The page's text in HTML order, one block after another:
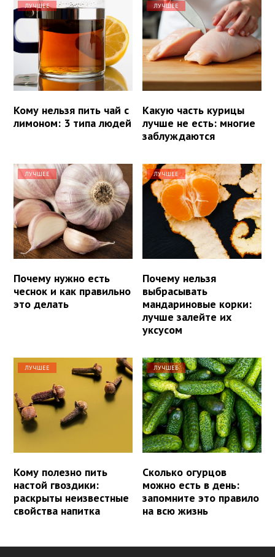
ЛУЧШЕЕ
Кому нельзя пить чай с
лимоном: 3 типа людей
ЛУЧШЕЕ
Какую часть курицы
лучше не есть: многие
заблуждаются
ЛУЧШЕЕ
Почему нужно есть
чеснок и как правильно
это делать
ЛУЧШЕЕ
Почему нельзя
выбрасывать
мандариновые корки:
лучше залейте их
уксусом
ЛУЧШЕЕ
Кому полезно пить
настой гвоздики:
раскрыты неизвестные
свойства напитка
ЛУЧШЕЕ
Сколько огурцов
можно есть в день:
запомните это правило
на всю жизнь